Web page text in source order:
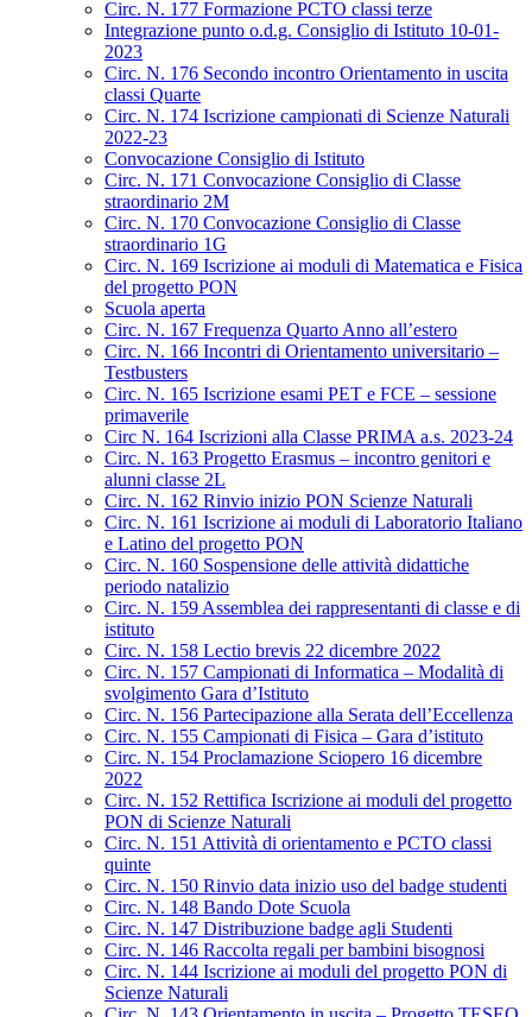
Circ. N. 177 Formazione PCTO classi terze
Integrazione punto o.d.g. Consiglio di Istituto 10-01-
2023
Circ. N. 176 Secondo incontro Orientamento in uscita
classi Quarte
Circ. N. 174 Iscrizione campionati di Scienze Naturali
2022-23
Convocazione Consiglio di Istituto
Circ. N. 171 Convocazione Consiglio di Classe
straordinario 2M
Circ. N. 170 Convocazione Consiglio di Classe
straordinario 1G
Circ. N. 169 Iscrizione ai moduli di Matematica e Fisica
del progetto PON
Scuola aperta
Circ. N. 167 Frequenza Quarto Anno all’estero
Circ. N. 166 Incontri di Orientamento universitario –
Testbusters
Circ. N. 165 Iscrizione esami PET e FCE – sessione
primaverile
Circ N. 164 Iscrizioni alla Classe PRIMA a.s. 2023-24
Circ. N. 163 Progetto Erasmus – incontro genitori e
alunni classe 2L
Circ. N. 162 Rinvio inizio PON Scienze Naturali
Circ. N. 161 Iscrizione ai moduli di Laboratorio Italiano
e Latino del progetto PON
Circ. N. 160 Sospensione delle attività didattiche
periodo natalizio
Circ. N. 159 Assemblea dei rappresentanti di classe e di
istituto
Circ. N. 158 Lectio brevis 22 dicembre 2022
Circ. N. 157 Campionati di Informatica – Modalità di
svolgimento Gara d’Istituto
Circ. N. 156 Partecipazione alla Serata dell’Eccellenza
Circ. N. 155 Campionati di Fisica – Gara d’istituto
Circ. N. 154 Proclamazione Sciopero 16 dicembre
2022
Circ. N. 152 Rettifica Iscrizione ai moduli del progetto
PON di Scienze Naturali
Circ. N. 151 Attività di orientamento e PCTO classi
quinte
Circ. N. 150 Rinvio data inizio uso del badge studenti
Circ. N. 148 Bando Dote Scuola
Circ. N. 147 Distribuzione badge agli Studenti
Circ. N. 146 Raccolta regali per bambini bisognosi
Circ. N. 144 Iscrizione ai moduli del progetto PON di
Scienze Naturali